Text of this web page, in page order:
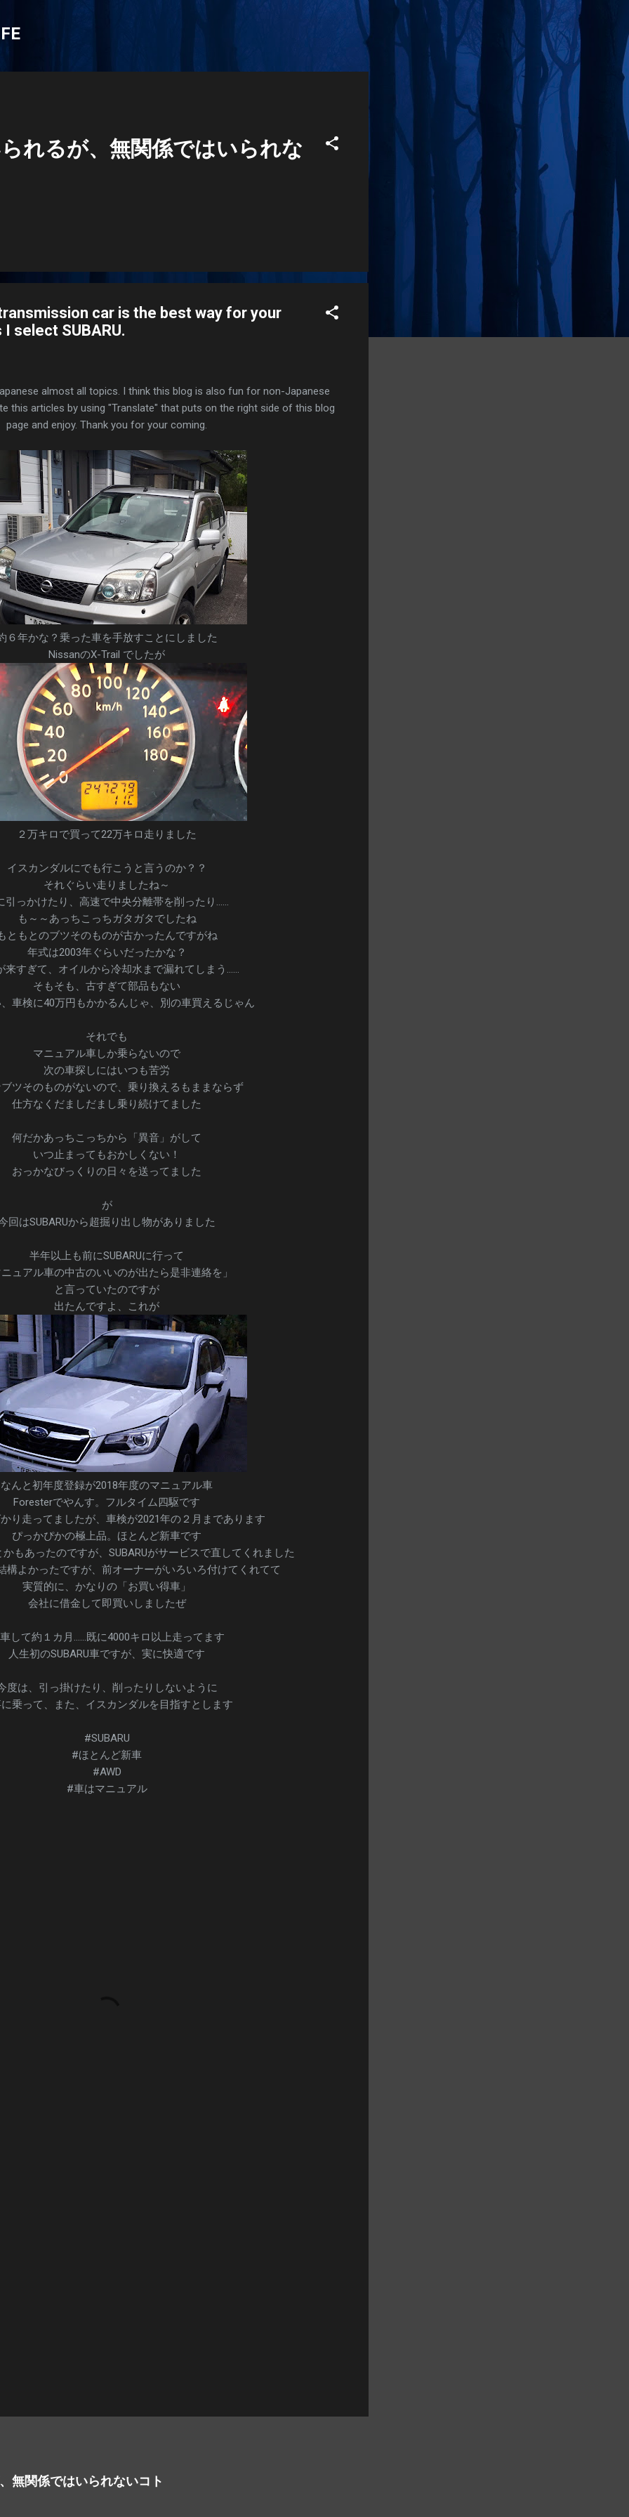
れるが、無関係ではいられな
car is the best way for your
select SUBARU.
almost all topics. I think this blog is also fun for non-Japanese
this articles by using "Translate" that puts on the right side of this blog
page and enjoy. Thank you for your coming.
６年かな？乗った車を手放すことにしました
NissanのX-Trail でしたが
２万キロで買って22万キロ走りました
イスカンダルにでも行こうと言うのか？？
それぐらい走りましたね～
引っかけたり、高速で中央分離帯を削ったり……
も～～あっちこっちガタガタでしたね
ともとのブツそのものが古かったんですがね
年式は2003年ぐらいだったかな？
来すぎて、オイルから冷却水まで漏れてしまう……
そもそも、古すぎて部品もない
車検に40万円もかかるんじゃ、別の車買えるじゃん
それでも
マニュアル車しか乗らないので
次の車探しにはいつも苦労
ツそのものがないので、乗り換えるもままならず
仕方なくだましだまし乗り続けてました
何だかあっちこっちから「異音」がして
いつ止まってもおかしくない！
おっかなびっくりの日々を送ってました
が
回はSUBARUから超掘り出し物がありました
半年以上も前にSUBARUに行って
ュアル車の中古のいいのが出たら是非連絡を」
と言っていたのですが
出たんですよ、これが
なんと初年度登録が2018年度のマニュアル車
Foresterでやんす。フルタイム四駆です
り走ってましたが、車検が2021年の２月まであります
ぴっかぴかの極上品。ほとんど新車です
もあったのですが、SUBARUがサービスで直してくれました
構よかったですが、前オーナーがいろいろ付けてくれてて
実質的に、かなりの「お買い得車」
会社に借金して即買いしましたぜ
して約１カ月……既に4000キロ以上走ってます
人生初のSUBARU車ですが、実に快適です
度は、引っ掛けたり、削ったりしないように
乗って、また、イスカンダルを目指すとします
#SUBARU
#ほとんど新車
#AWD
#車はマニュアル
無関係ではいられないコト